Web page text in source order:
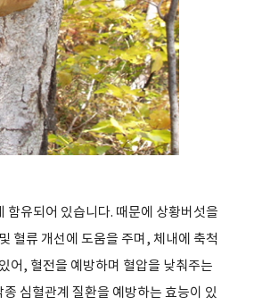
함유되어 있습니다. 때문에 상황버섯을
혈류 개선에 도움을 주며, 체내에 축척
어, 혈전을 예방하며 혈압을 낮춰주는
심혈관계 질환을 예방하는 효능이 있